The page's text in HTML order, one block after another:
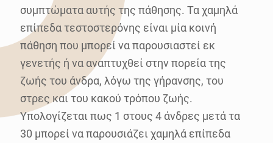
συμπτώματα αυτής της πάθησης. Τα χαμηλά
επίπεδα τεστοστερόνης είναι μία κοινή
πάθηση που μπορεί να παρουσιαστεί εκ
γενετής ή να αναπτυχθεί στην πορεία της
ζωής του άνδρα, λόγω της γήρανσης, του
στρες και του κακού τρόπου ζωής.
Υπολογίζεται πως 1 στους 4 άνδρες μετά τα
30 μπορεί να παρουσιάζει χαμηλά επίπεδα